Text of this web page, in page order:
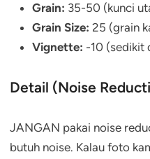
Grain: 35-50 (kunci
Grain Size: 25 (grain
Vignette: -10 (sedikit
Detail (Noise
JANGAN pakai noise
butuh noise. Kalau foto